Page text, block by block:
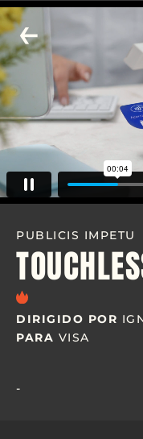
←
PUBLICIS IMPETU
DIRIGIDO POR
PARA VISA
-